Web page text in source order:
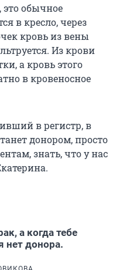
обычное
в кресло, через
кровь из вены
Из крови
а кровь этого
в кровеносное
в регистр, в
донором, просто
знать, что у нас
а когда тебе
нет донора.